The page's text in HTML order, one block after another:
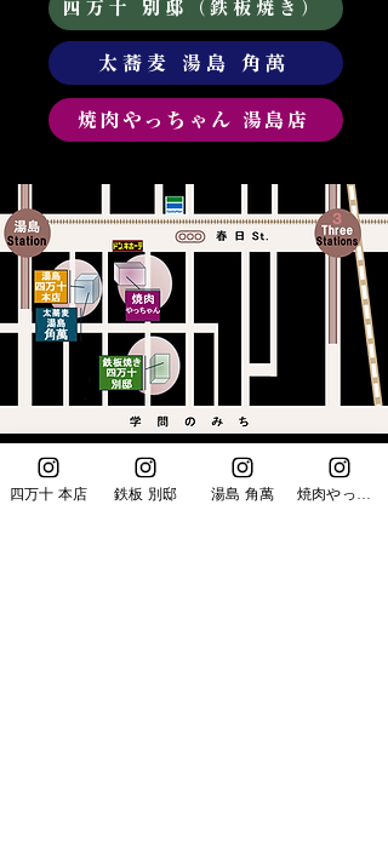
四万十 別邸（鉄板焼き）
太蕎麦 湯島 角萬
焼肉やっちゃん 湯島店
光陽ダイニングへようこそ
四万十 本店 鉄板 別邸 湯島 角萬